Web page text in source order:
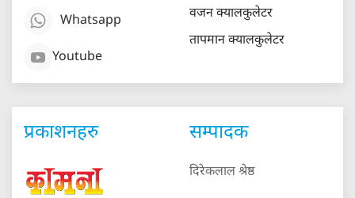
Whatsapp
Youtube
वजन क्यालकुलेटर
तापमान क्यालकुलेटर
प्रकाशनहरु सम्पादक
दिरेकलाल श्रेष्ठ